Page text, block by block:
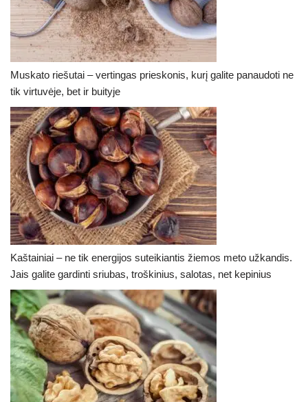
Muskato riešutai – vertingas prieskonis, kurį galite panaudoti ne
tik virtuvėje, bet ir buityje
Kaštainiai – ne tik energijos suteikiantis žiemos meto užkandis.
Jais galite gardinti sriubas, troškinius, salotas, net kepinius